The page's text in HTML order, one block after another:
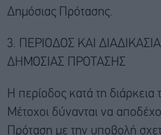
Δημόσιας Πρότασης.
3. ΠΕΡΙΟΔΟΣ ΚΑΙ
ΔΗΜΟΣΙΑΣ ΠΡΟΤΑΣΗΣ
Η περίοδος κατά τη διάρκεια
Μέτοχοι δύνανται να
Πρόταση με την υποβολή